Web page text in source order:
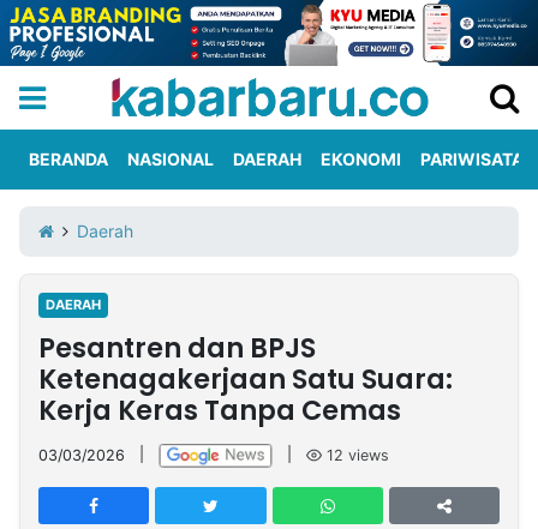
Iklan
Berita
Kami
Nasional
International
Olahraga
Entertainment
Daerah
Pariwisata
Kuliner
Kolom
Network
PT
TREETAN
BERANDA NASIONAL DAERAH EKONOMI PARIWISATA
Daerah
DAERAH
Pesantren dan BPJS
Ketenagakerjaan Satu Suara:
Kerja Keras Tanpa Cemas
03/03/2026 12 views